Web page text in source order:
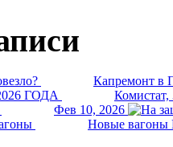
Капремонт в
Комистат,
Фев 10, 2026
Новые вагоны